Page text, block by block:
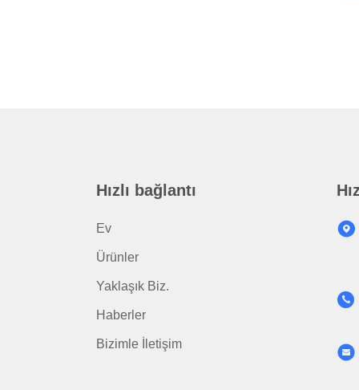
Hızlı bağlantı
Ev
Ürünler
Yaklaşık Biz.
Haberler
Bizimle İletişim